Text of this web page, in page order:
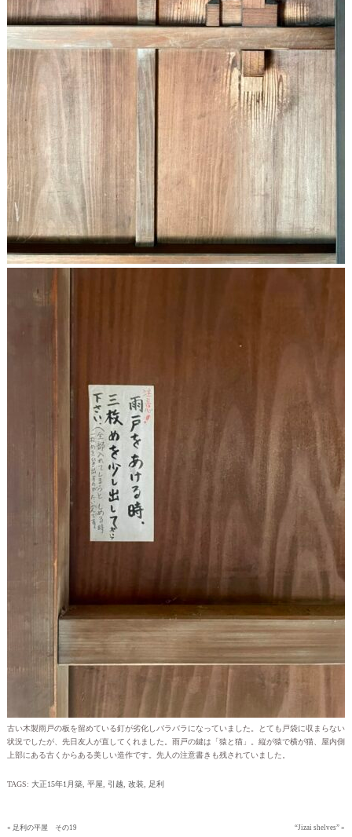
古い木製雨戸の板を留めている釘が劣化しバラバラになっていました。とても戸袋に収まらない
状況でしたが、先日友人が直してくれました。雨戸の鍵は「猿と猫」。縦が猿で横が猫、屋内側
上部にある古くからある美しい造作です。先人の注意書きも残されていました。
TAGS: 大正15年1月築 平屋 引越 改装 足利
« 足利の平屋 その19 “Jizai shelves” »